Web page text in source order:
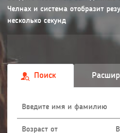
Челнах и система отобразит
несколько секунд
Поиск